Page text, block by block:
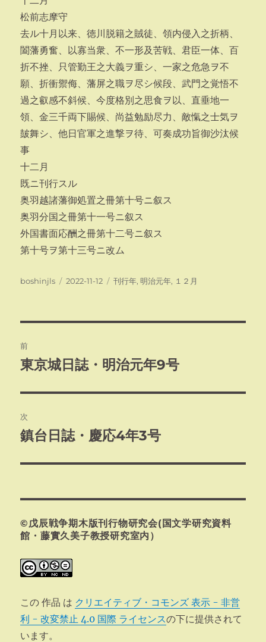
松前志摩守
去ル十月以来、徳川脱籍之賊徒、領内侵入之折柄、
闔藩勇奮、以寡当衆、不一形及苦戦、君臣一体、百
折不挫、只管勤王之大義ヲ重シ、一家之危急ヲ不
願、折衝禦侮、藩屏之職ヲ尽シ候段、武門之覚悟不
過之叡感不斜候、今度格別之思食ヲ以、直垂地一
領、金三千両下賜候、尚益勉励尽力、敵愾之士気ヲ
皷舞シ、他日官軍之進撃ヲ待、可奏成功旨御沙汰候
事
十二月
既ニ刊行スル
奥羽越諸藩御処置之冊第十号ニ叙ス
奥羽分国之冊第十一号ニ叙ス
外国書面応酬之冊第十二号ニ叙ス
第十号ヲ第十三号ニ改ム
投
boshinjls
投
2022-11-12
カ
刊行年, 明治元年, １２月
稿
ビ
ゲ
ー
ン
前
前
投
稿:
東京城日誌・明治元年9号
次
次
投
鎮台日誌・慶応4年3号
©戊辰戦争期木版刊行物研究会(国文学研究資料
館・藤實久美子教授研究室内）
この 作品 は クリエイティブ・コモンズ 表示 - 非営
利 - 改変禁止 4.0 国際 ライセンスの下に提供されて
います。